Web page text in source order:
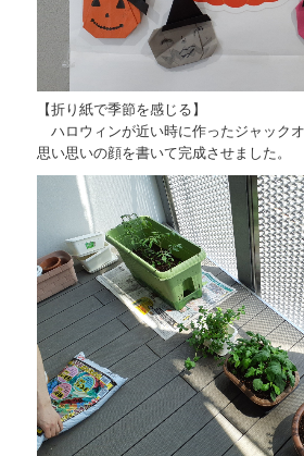
【折り紙で季節を感じる】
ハロウィンが近い時に作ったジャックオ
思い思いの顔を書いて完成させました。